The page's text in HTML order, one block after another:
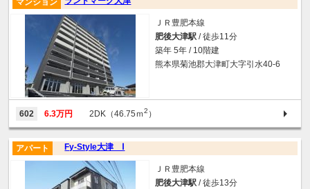
マンション
ＪＲ豊肥本線
肥後大津駅 / 徒歩11分
築年 5年 / 10階建
熊本県菊池郡大津町大字引水40-6
602 6.3万円 2DK（46.75ｍ2 ）
Fy-Style大津 Ⅰ
アパート
ＪＲ豊肥本線
肥後大津駅 / 徒歩13分